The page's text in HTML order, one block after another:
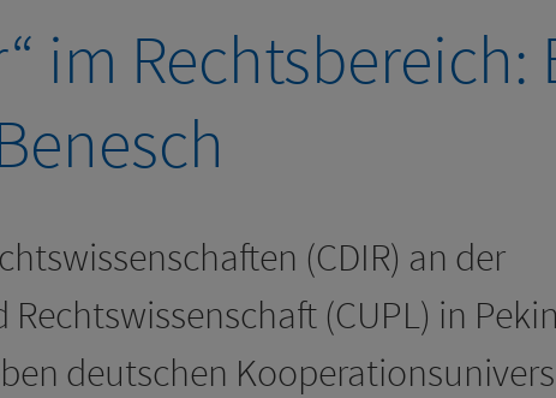
im Rechtsbereich:
(CDIR) an der
(CUPL) in
deutschen